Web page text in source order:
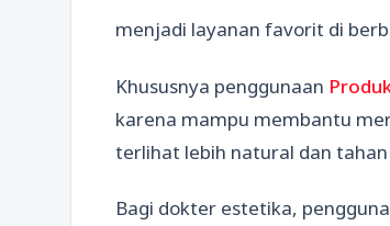
menjadi layanan favorit di
Khususnya penggunaan
karena mampu membantu
terlihat lebih natural dan
Bagi dokter estetika,